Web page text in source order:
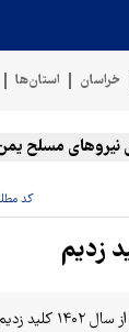
خراسان استان‌ها
مسلح یمن:
کد
زدیم
زدیم.